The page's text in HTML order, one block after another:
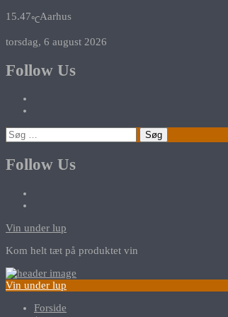
15.47℃Aarhus
torsdag, 6 august 2026
Follow Us
Søg
efter:
Follow Us
Vin under lup
Kom helt tæt på produktet vin
Vin under lup
Forside